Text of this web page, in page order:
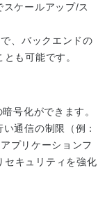
スケールアップ/ス
、バックエンドの
も可能です。
号化ができます。
通信の制限（例：
プリケーションフ
セキュリティを強化